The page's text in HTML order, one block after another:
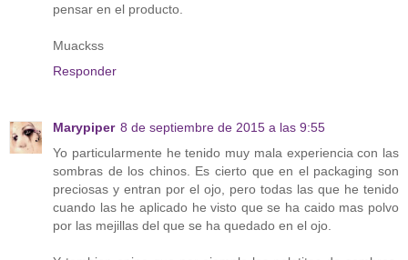
pensar en el producto.
Muackss
Responder
Marypiper 8 de septiembre de 2015 a las 9:55
Yo particularmente he tenido muy mala experiencia con las
sombras de los chinos. Es cierto que en el packaging son
preciosas y entran por el ojo, pero todas las que he tenido
cuando las he aplicado he visto que se ha caido mas polvo
por las mejillas del que se ha quedado en el ojo.